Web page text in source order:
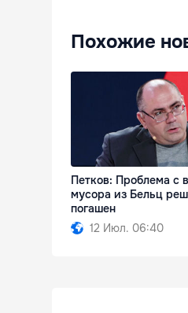
Похожие
Петков: Проблема с
мусора из Бельц
погашен
12 Июл. 06:40